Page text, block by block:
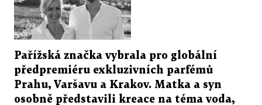
Pařížská značka vybrala pro globální
předpremiéru exkluzivních parfémů
Prahu, Varšavu a Krakov. Matka a syn
osobně představili kreace na téma voda,